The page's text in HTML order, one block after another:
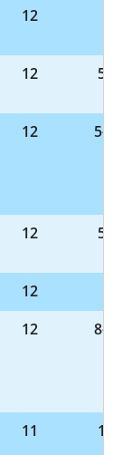
12
12 5-
12 5-
12 5-
12
12 8-
11 1-